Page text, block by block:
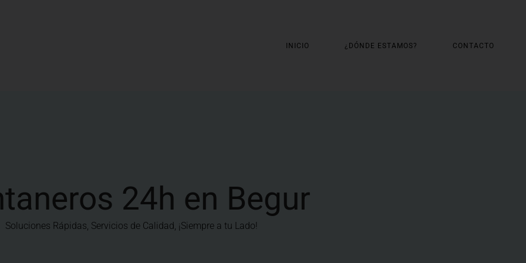
INICIO ¿DÓNDE ESTAMOS? CONTACTO
24h en Begur
Soluciones Rápidas, Servicios de Calidad, ¡Siempre a tu Lado!